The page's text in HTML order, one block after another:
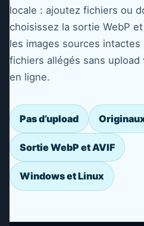
locale : ajoutez fichiers ou
choisissez la sortie WebP
les images sources
fichiers allégés sans upload
en ligne.
Pas d’upload
Sortie WebP et AVIF
Windows et Linux